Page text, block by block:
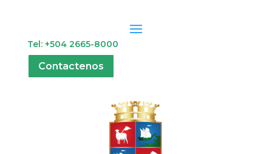
Tel: +504 2665-8000
Contactenos